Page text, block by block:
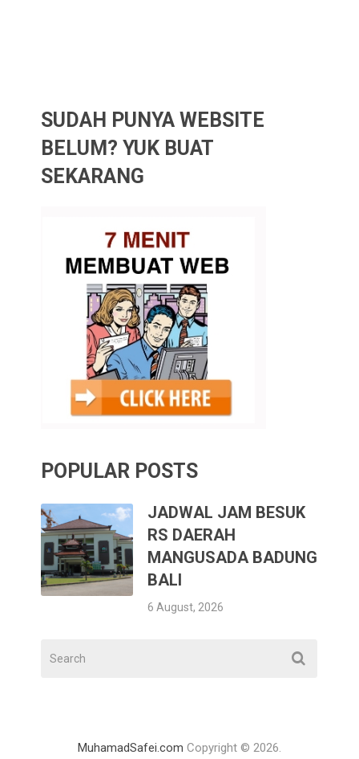
SUDAH PUNYA WEBSITE
BELUM? YUK BUAT
SEKARANG
POPULAR POSTS
JADWAL JAM BESUK
RS DAERAH
MANGUSADA BADUNG
BALI
6 August, 2026
MuhamadSafei.com Copyright © 2026.